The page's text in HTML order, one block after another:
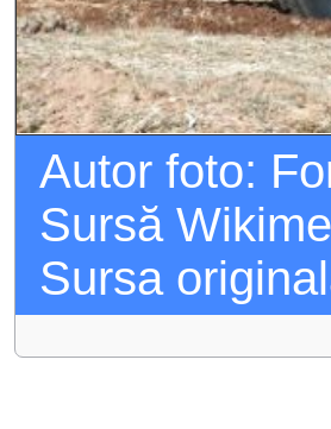
Autor foto:
Sursă
Sursa